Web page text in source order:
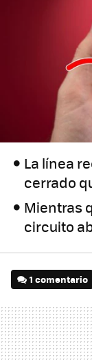
La línea
cerrado
Mientras
circuito
1 comentario